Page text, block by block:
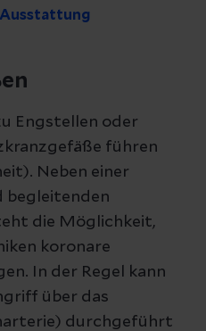
Engstellen oder
führen
Neben einer
begleitenden
die Möglichkeit,
koronare
In der Regel kann
über das
durchgeführt